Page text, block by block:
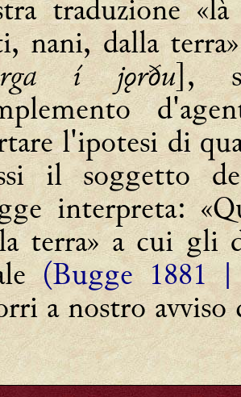
traduzione
nani, dalla
í jǫrðu],
l'ipotesi di
il soggetto
interpreta:
terra» a cui gli
(Bugge 1881
a nostro